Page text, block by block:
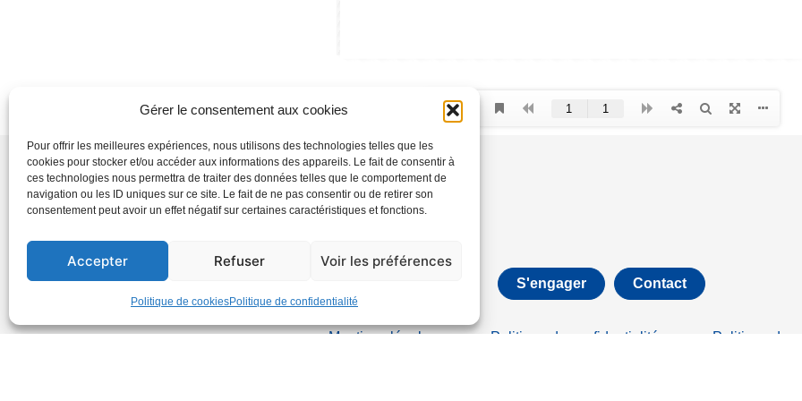
Gérer le consentement aux cookies
Pour offrir les meilleures expériences, nous utilisons des technologies telles que les
cookies pour stocker et/ou accéder aux informations des appareils. Le fait de consentir à
ces technologies nous permettra de traiter des données telles que le comportement de
navigation ou les ID uniques sur ce site. Le fait de ne pas consentir ou de retirer son
consentement peut avoir un effet négatif sur certaines caractéristiques et fonctions.
Accepter Refuser Voir les préférences
Politique de cookiesPolitique de confidentialité
EMMAÜS Solidarité
Le pôle Compétences
S'engager
Contact
Mentions légales Politique de confidentialité Politique de